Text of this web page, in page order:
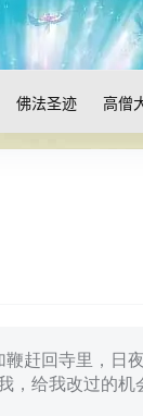
佛法圣迹 高僧
赶回寺里，日
，给我改过的机